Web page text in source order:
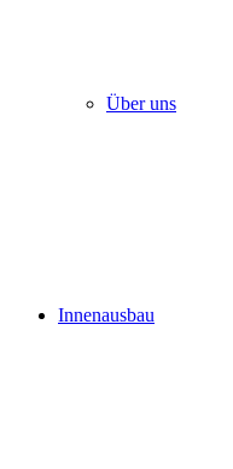
Über uns
Innenausbau